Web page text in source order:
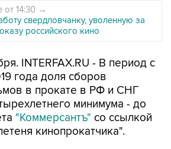
от 14:30 →
свердловчанку, уволенную за
российского кино
INTERFAX.RU - В период с
года доля сборов
в прокате в РФ и СНГ
минимума - до
"Коммерсантъ" со ссылкой
кинопрокатчика".